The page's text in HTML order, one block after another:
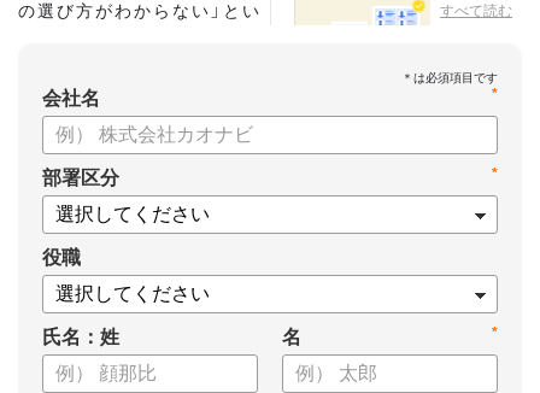
すべて読む
の選び方がわからない」とい
こちらの資料では、
・人事評価システムが必要な企業の特徴
・導入検討に必要な3つの視点
・7つの選定ポイント
についてまとめましたので、ぜひお役立てください。
*
会社名
*
部署区分
役職
氏名：姓 *
名